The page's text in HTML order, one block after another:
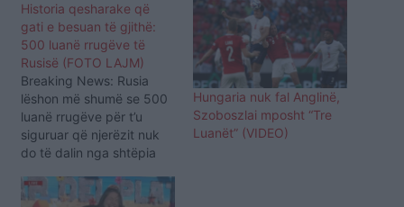
Historia qesharake që
gati e besuan të gjithë:
500 luanë rrugëve të
Rusisë (FOTO LAJM)
Breaking News: Rusia
lëshon më shumë se 500
luanë rrugëve për t’u
siguruar që njerëzit nuk
do të dalin nga shtëpia
pandemisë. Pasuar nga:
Hungaria nuk fal Anglinë,
Szoboszlai mposht “Tre
Luanët” (VIDEO)